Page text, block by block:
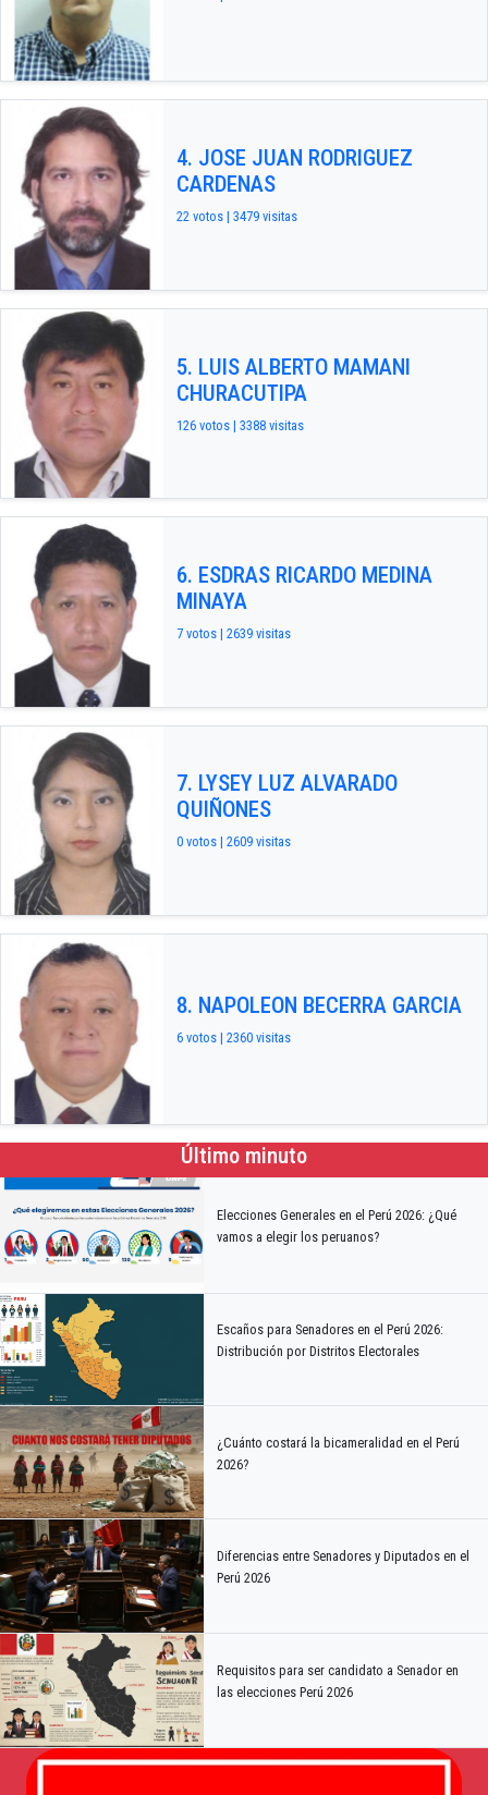
4. JOSE JUAN RODRIGUEZ
CARDENAS
22 votos | 3479 visitas
5. LUIS ALBERTO MAMANI
CHURACUTIPA
126 votos | 3388 visitas
6. ESDRAS RICARDO MEDINA
MINAYA
7 votos | 2639 visitas
7. LYSEY LUZ ALVARADO
QUIÑONES
0 votos | 2609 visitas
8. NAPOLEON BECERRA GARCIA
6 votos | 2360 visitas
Último minuto
Elecciones Generales en el Perú 2026: ¿Qué
vamos a elegir los peruanos?
Escaños para Senadores en el Perú 2026:
Distribución por Distritos Electorales
¿Cuánto costará la bicameralidad en el Perú
2026?
Diferencias entre Senadores y Diputados en el
Perú 2026
Requisitos para ser candidato a Senador en
las elecciones Perú 2026